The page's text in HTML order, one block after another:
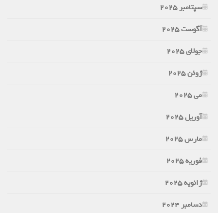
سپتامبر 2025
آگوست 2025
جولای 2025
ژوئن 2025
می 2025
آوریل 2025
مارس 2025
فوریه 2025
ژانویه 2025
دسامبر 2024